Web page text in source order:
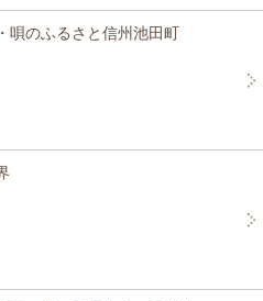
唄のふるさと信州池田町